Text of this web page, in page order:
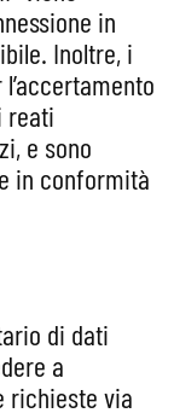
in
Inoltre, i
reati
e sono
in conformità
di dati
a
richieste via